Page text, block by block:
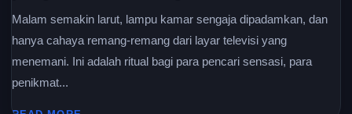
Malam semakin larut, lampu kamar sengaja dipadamkan, dan
hanya cahaya remang-remang dari layar televisi yang
menemani. Ini adalah ritual bagi para pencari sensasi, para
penikmat...